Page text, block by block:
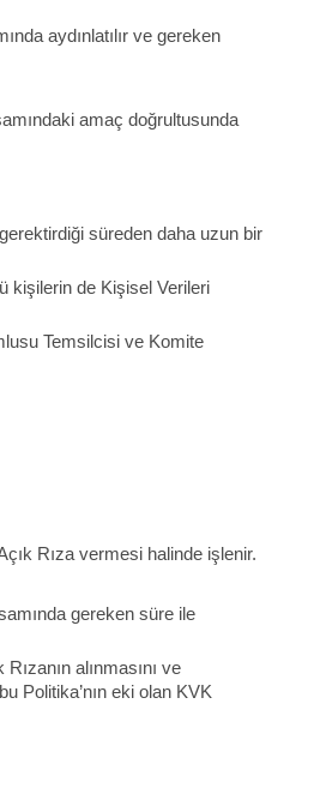
aydınlatılır ve gereken
amaç doğrultusunda
süreden daha uzun bir
kişilerin de Kişisel Verileri
Temsilcisi ve Komite
Rıza vermesi halinde işlenir.
gereken süre ile
alınmasını ve
Politika’nın eki olan KVK